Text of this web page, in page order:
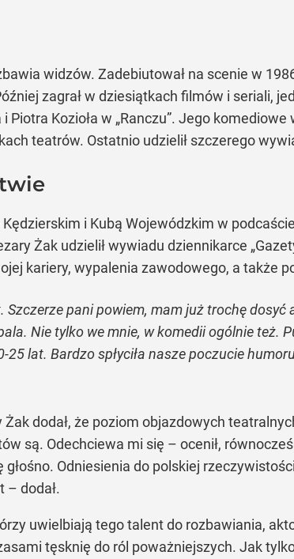
widzów. Zadebiutował na scenie w
zagrał w dziesiątkach filmów i seriali,
i Piotra Kozioła w „Ranczu”. Jego
teatrów. Ostatnio udzielił szczerego
i Kubą Wojewódzkim w
Żak udzielił wywiadu dziennikarce
kariery, wypalenia zawodowego, a także
pani powiem, mam już trochę dosyć
Nie tylko we mnie, w komedii ogólnie też.
25 lat. Bardzo spłyciła nasze poczucie
dodał, że poziom objazdowych
są. Odechciewa mi się – ocenił,
głośno. Odniesienia do polskiej
– dodał.
uwielbiają tego talent do rozbawiania,
tęsknię do ról poważniejszych. Jak